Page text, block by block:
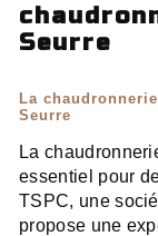
Seurre
La
Seurre
La
essentiel pour
TSPC, une
propose une